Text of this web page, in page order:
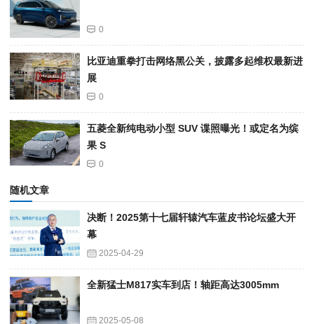
0
比亚迪重拳打击网络黑公关，披露多起维权最新进
展
0
五菱全新纯电动小型 SUV 谍照曝光！或定名为缤
果 S
0
随机文章
决断！2025第十七届轩辕汽车蓝皮书论坛盛大开
幕
2025-04-29
全新猛士M817实车到店！轴距高达3005mm
2025-05-08